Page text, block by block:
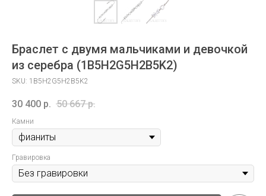
Браслет с двумя мальчиками и девочкой
из серебра (1B5H2G5H2B5K2)
SKU: 1B5H2G5H2B5K2
30 400 р. 50 667 р.
Камни
Гравировка